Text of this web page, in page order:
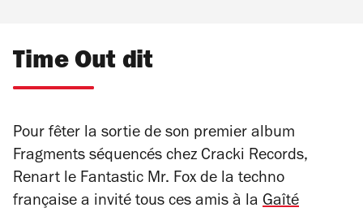
Time Out dit
Pour fêter la sortie de son premier album
Fragments séquencés chez Cracki Records,
Renart le Fantastic Mr. Fox de la techno
française a invité tous ces amis à la Gaîté